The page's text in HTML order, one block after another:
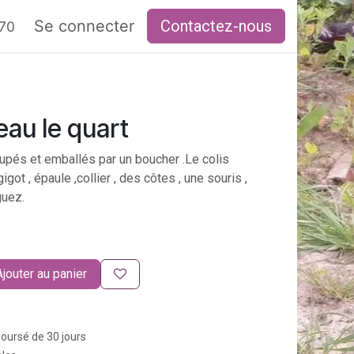
Se connecter Contactez-nous
le quart
et emballés par un boucher .Le colis
, épaule ,collier , des côtes , une souris ,
au panier
de 30 jours